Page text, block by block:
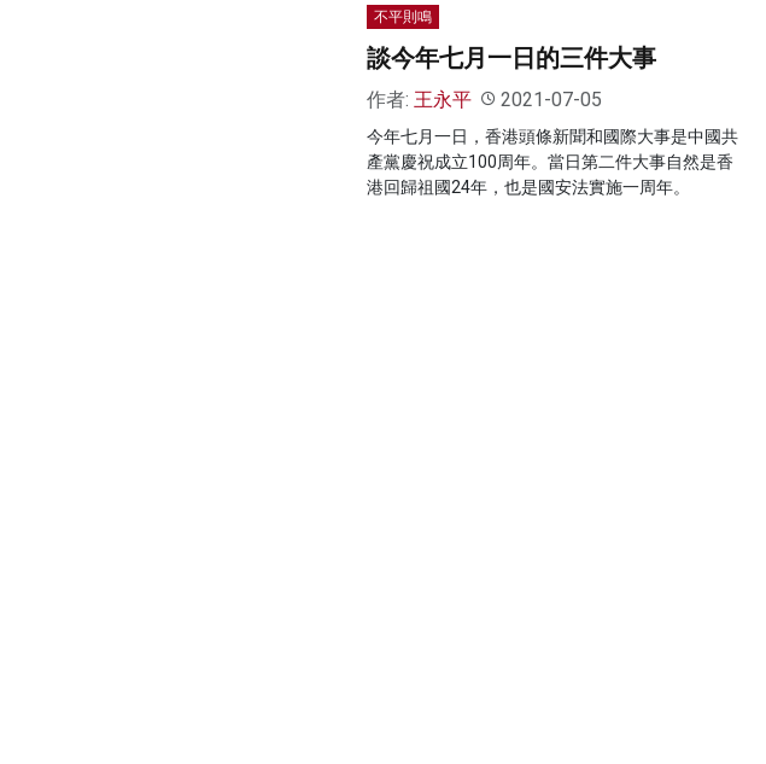
不平則鳴
談今年七月一日的三件大事
作者: 王永平 2021-07-05
今年七月一日，香港頭條新聞和國際大事是中國共
產黨慶祝成立100周年。當日第二件大事自然是香
港回歸祖國24年，也是國安法實施一周年。